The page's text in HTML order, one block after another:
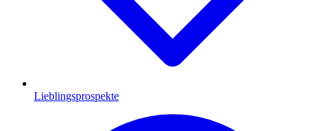
Lieblingsprospekte